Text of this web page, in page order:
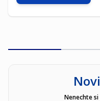
Nenechte